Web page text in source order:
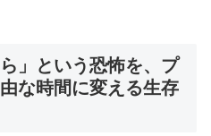
」という恐怖を、プ
な時間に変える生存